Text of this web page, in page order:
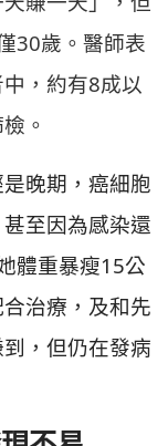
30歲。醫師表
，約有8成以
。
晚期，癌細胞
至因為感染還
體重暴瘦15公
治療，及和先
，但仍在發病